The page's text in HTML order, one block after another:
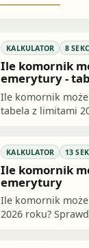
KALKULATOR 8
Ile komornik
emerytury -
Ile komornik
tabela z limitami
KALKULATOR 13
Ile komornik
emerytury
Ile komornik
2026 roku?